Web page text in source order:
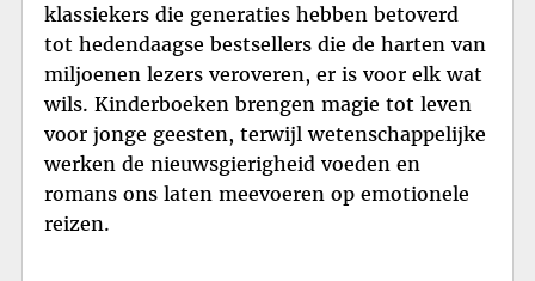
klassiekers die generaties hebben betoverd
tot hedendaagse bestsellers die de harten van
miljoenen lezers veroveren, er is voor elk wat
wils. Kinderboeken brengen magie tot leven
voor jonge geesten, terwijl wetenschappelijke
werken de nieuwsgierigheid voeden en
romans ons laten meevoeren op emotionele
reizen.